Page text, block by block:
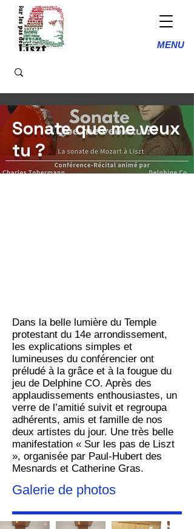
MENU
Sonate que me veux
tu ?
Dans la belle lumière du Temple
protestant du 14e arrondissement,
les explications simples et
lumineuses du conférencier ont
préludé à la grâce et à la fougue du
jeu de Delphine CO. Après des
applaudissements enthousiastes, un
verre de l’amitié suivit et regroupa
adhérents, amis et famille de nos
deux artistes du jour. Une très belle
manifestation « Sur les pas de Liszt
», organisée par Paul-Hubert des
Mesnards et Catherine Gras.
Galerie de photos